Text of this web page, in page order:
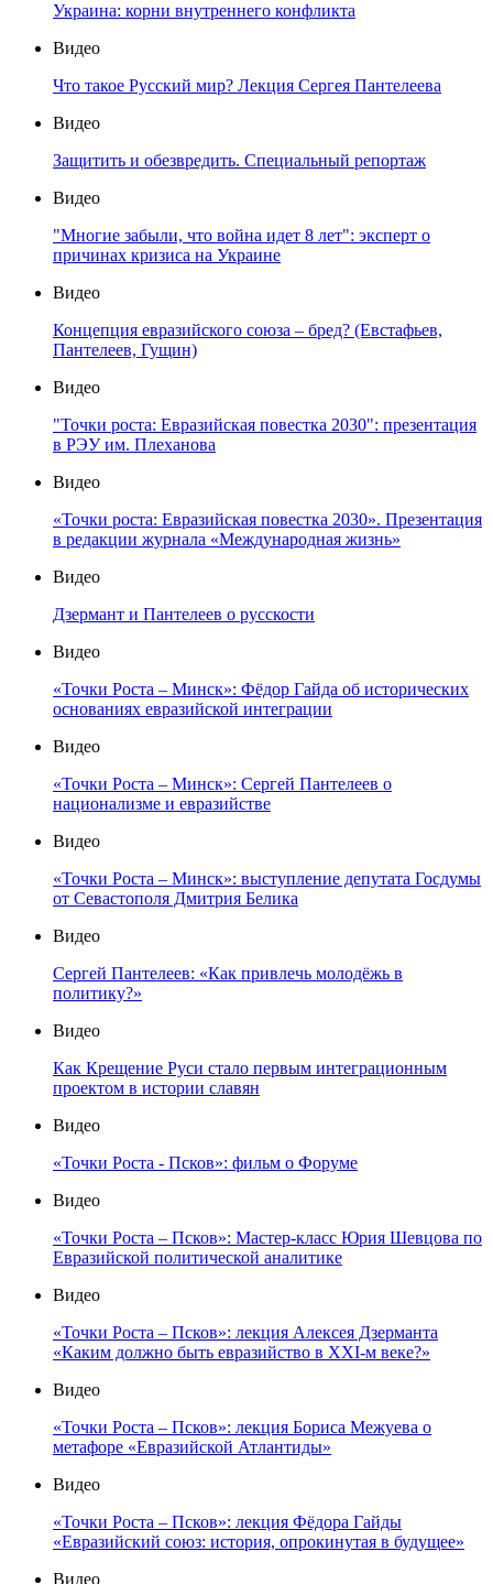
Украина: корни внутреннего конфликта
Видео
Что такое Русский мир? Лекция Сергея Пантелеева
Видео
Защитить и обезвредить. Специальный репортаж
Видео
"Многие забыли, что война идет 8 лет": эксперт о
причинах кризиса на Украине
Видео
Концепция евразийского союза – бред? (Евстафьев,
Пантелеев, Гущин)
Видео
"Точки роста: Евразийская повестка 2030": презентация
в РЭУ им. Плеханова
Видео
«Точки роста: Евразийская повестка 2030». Презентация
в редакции журнала «Международная жизнь»
Видео
Дзермант и Пантелеев о русскости
Видео
«Точки Роста – Минск»: Фёдор Гайда об исторических
основаниях евразийской интеграции
Видео
«Точки Роста – Минск»: Сергей Пантелеев о
национализме и евразийстве
Видео
«Точки Роста – Минск»: выступление депутата Госдумы
от Севастополя Дмитрия Белика
Видео
Сергей Пантелеев: «Как привлечь молодёжь в
политику?»
Видео
Как Крещение Руси стало первым интеграционным
проектом в истории славян
Видео
«Точки Роста - Псков»: фильм о Форуме
Видео
«Точки Роста – Псков»: Мастер-класс Юрия Шевцова по
Евразийской политической аналитике
Видео
«Точки Роста – Псков»: лекция Алексея Дзерманта
«Каким должно быть евразийство в XXI-м веке?»
Видео
«Точки Роста – Псков»: лекция Бориса Межуева о
метафоре «Евразийской Атлантиды»
Видео
«Точки Роста – Псков»: лекция Фёдора Гайды
«Евразийский союз: история, опрокинутая в будущее»
Видео